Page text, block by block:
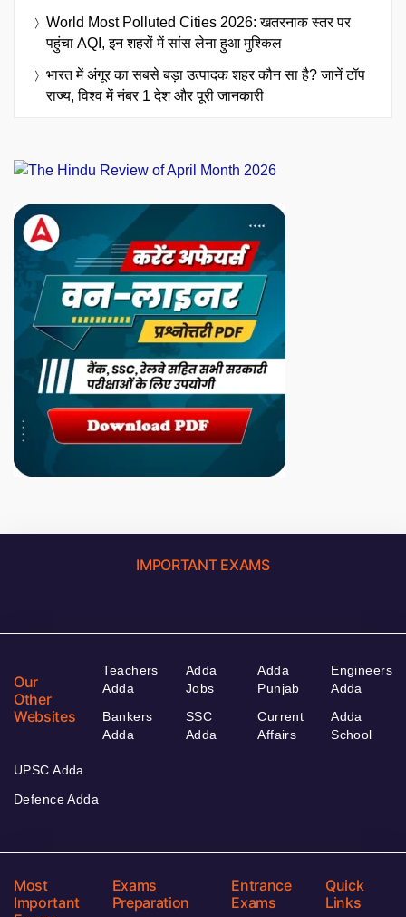
World Most Polluted Cities 2026: खतरनाक स्तर पर
पहुंचा AQI, इन शहरों में सांस लेना हुआ मुश्किल
भारत में अंगूर का सबसे बड़ा उत्पादक शहर कौन सा है? जानें टॉप
राज्य, विश्व में नंबर 1 देश और पूरी जानकारी
IMPORTANT EXAMS
Our
Other
Websites
Teachers
Adda
Bankers
Adda
Adda
Jobs
SSC
Adda
Adda
Punjab
Current
Affairs
Engineers
Adda
Adda
School
UPSC Adda
Defence Adda
Most
Important
Exams
Preparation
Entrance
Exams
Quick
Links